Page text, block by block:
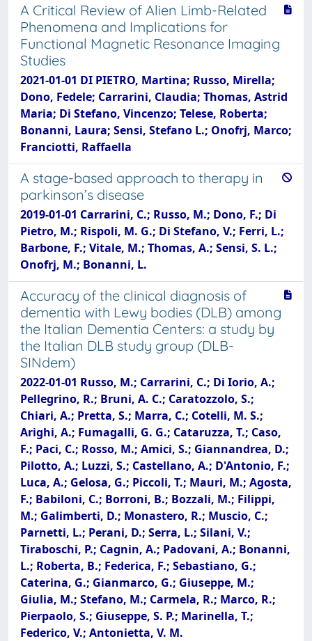
A Critical Review of Alien Limb-Related
Phenomena and Implications for
Functional Magnetic Resonance Imaging
Studies
2021-01-01 DI PIETRO, Martina; Russo, Mirella;
Dono, Fedele; Carrarini, Claudia; Thomas, Astrid
Maria; Di Stefano, Vincenzo; Telese, Roberta;
Bonanni, Laura; Sensi, Stefano L.; Onofrj, Marco;
Franciotti, Raffaella
A stage-based approach to therapy in
parkinson’s disease
2019-01-01 Carrarini, C.; Russo, M.; Dono, F.; Di
Pietro, M.; Rispoli, M. G.; Di Stefano, V.; Ferri, L.;
Barbone, F.; Vitale, M.; Thomas, A.; Sensi, S. L.;
Onofrj, M.; Bonanni, L.
Accuracy of the clinical diagnosis of
dementia with Lewy bodies (DLB) among
the Italian Dementia Centers: a study by
the Italian DLB study group (DLB-
SINdem)
2022-01-01 Russo, M.; Carrarini, C.; Di Iorio, A.;
Pellegrino, R.; Bruni, A. C.; Caratozzolo, S.;
Chiari, A.; Pretta, S.; Marra, C.; Cotelli, M. S.;
Arighi, A.; Fumagalli, G. G.; Cataruzza, T.; Caso,
F.; Paci, C.; Rosso, M.; Amici, S.; Giannandrea, D.;
Pilotto, A.; Luzzi, S.; Castellano, A.; D'Antonio, F.;
Luca, A.; Gelosa, G.; Piccoli, T.; Mauri, M.; Agosta,
F.; Babiloni, C.; Borroni, B.; Bozzali, M.; Filippi,
M.; Galimberti, D.; Monastero, R.; Muscio, C.;
Parnetti, L.; Perani, D.; Serra, L.; Silani, V.;
Tiraboschi, P.; Cagnin, A.; Padovani, A.; Bonanni,
L.; Roberta, B.; Federica, F.; Sebastiano, G.;
Caterina, G.; Gianmarco, G.; Giuseppe, M.;
Giulia, M.; Stefano, M.; Carmela, R.; Marco, R.;
Pierpaolo, S.; Giuseppe, S. P.; Marinella, T.;
Federico, V.; Antonietta, V. M.